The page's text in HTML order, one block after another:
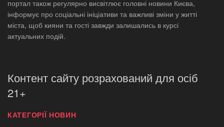
портал також регулярно висвітлює головні новини Києва,
інформує про соціальні ініціативи та важливі зміни у житті
міста, щоб кияни та гості завжди залишались в курсі
актуальних подій.
Контент сайту розрахований для осіб
21+
КАТЕГОРІЇ НОВИН